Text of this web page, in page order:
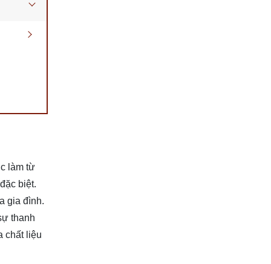
làm từ
biệt.
gia đình.
thanh
chất liệu